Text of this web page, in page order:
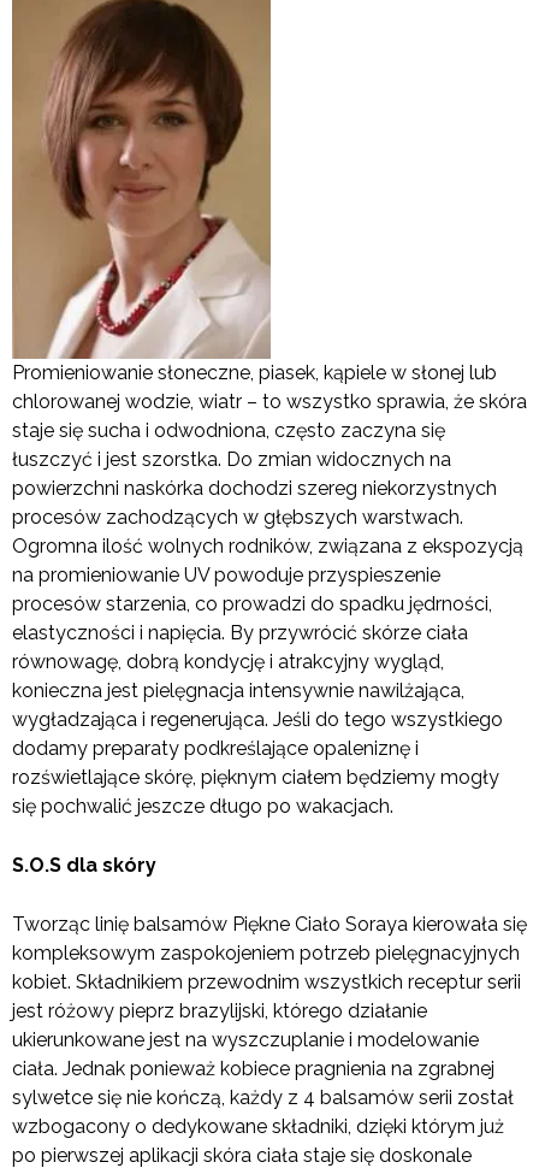
Promieniowanie słoneczne, piasek, kąpiele w słonej lub
chlorowanej wodzie, wiatr – to wszystko sprawia, że skóra
staje się sucha i odwodniona, często zaczyna się
łuszczyć i jest szorstka. Do zmian widocznych na
powierzchni naskórka dochodzi szereg niekorzystnych
procesów zachodzących w głębszych warstwach.
Ogromna ilość wolnych rodników, związana z ekspozycją
na promieniowanie UV powoduje przyspieszenie
procesów starzenia, co prowadzi do spadku jędrności,
elastyczności i napięcia. By przywrócić skórze ciała
równowagę, dobrą kondycję i atrakcyjny wygląd,
konieczna jest pielęgnacja intensywnie nawilżająca,
wygładzająca i regenerująca. Jeśli do tego wszystkiego
dodamy preparaty podkreślające opaleniznę i
rozświetlające skórę, pięknym ciałem będziemy mogły
się pochwalić jeszcze długo po wakacjach.
S.O.S dla skóry
Tworząc linię balsamów Piękne Ciało Soraya kierowała się
kompleksowym zaspokojeniem potrzeb pielęgnacyjnych
kobiet. Składnikiem przewodnim wszystkich receptur serii
jest różowy pieprz brazylijski, którego działanie
ukierunkowane jest na wyszczuplanie i modelowanie
ciała. Jednak ponieważ kobiece pragnienia na zgrabnej
sylwetce się nie kończą, każdy z 4 balsamów serii został
wzbogacony o dedykowane składniki, dzięki którym już
po pierwszej aplikacji skóra ciała staje się doskonale